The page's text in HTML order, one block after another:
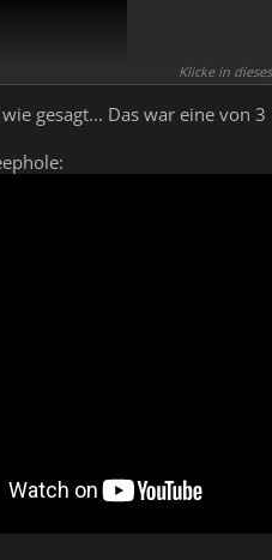
Klicke in
gesagt... Das war eine von